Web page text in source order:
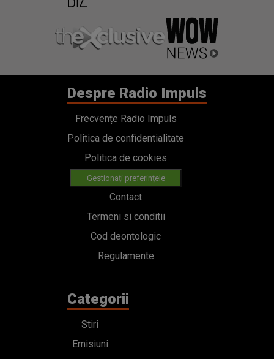
Frecvențe Radio Impuls
Politica de confidentialitate
Politica de cookies
Contact
Termeni si conditii
Cod deontologic
Regulamente
Categorii
Stiri
Emisiuni
Echipa
Concursuri
HOT40